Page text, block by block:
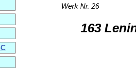
Werk Nr. 26
163